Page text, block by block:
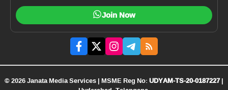
Join Now
© 2026 Janata Media Services | MSME Reg No:UDYAM-TS-20-0187227|